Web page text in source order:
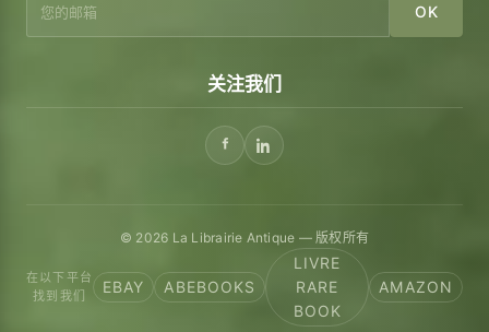
OK
关注我们
© 2026 La Librairie Antique — 版权所有
在以下平台
找到我们
EBAY ABEBOOKS
LIVRE
RARE
BOOK
AMAZON